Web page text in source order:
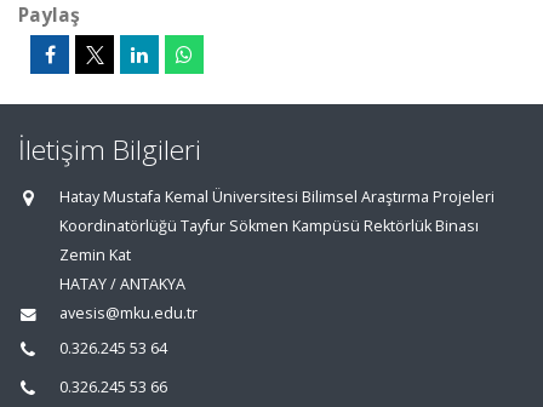
Paylaş
İletişim Bilgileri
Hatay Mustafa Kemal Üniversitesi Bilimsel Araştırma Projeleri
Koordinatörlüğü Tayfur Sökmen Kampüsü Rektörlük Binası
Zemin Kat
HATAY / ANTAKYA
avesis@mku.edu.tr
0.326.245 53 64
0.326.245 53 66